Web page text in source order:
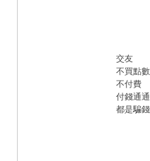
交友
不買點數
不付費
付錢通通
都是騙錢